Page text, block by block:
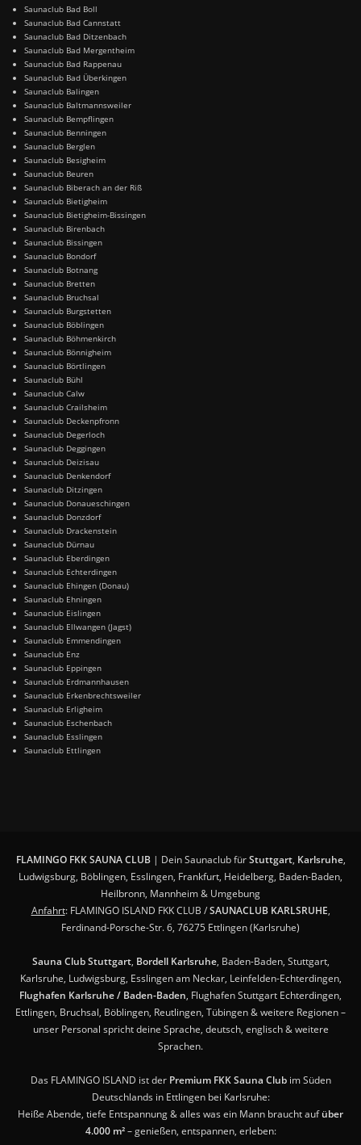
Saunaclub Bad Boll
Saunaclub Bad Cannstatt
Saunaclub Bad Ditzenbach
Saunaclub Bad Mergentheim
Saunaclub Bad Rappenau
Saunaclub Bad Überkingen
Saunaclub Balingen
Saunaclub Baltmannsweiler
Saunaclub Bempflingen
Saunaclub Benningen
Saunaclub Berglen
Saunaclub Besigheim
Saunaclub Beuren
Saunaclub Biberach an der Riß
Saunaclub Bietigheim
Saunaclub Bietigheim-Bissingen
Saunaclub Birenbach
Saunaclub Bissingen
Saunaclub Bondorf
Saunaclub Botnang
Saunaclub Bretten
Saunaclub Bruchsal
Saunaclub Burgstetten
Saunaclub Böblingen
Saunaclub Böhmenkirch
Saunaclub Bönnigheim
Saunaclub Börtlingen
Saunaclub Bühl
Saunaclub Calw
Saunaclub Crailsheim
Saunaclub Deckenpfronn
Saunaclub Degerloch
Saunaclub Deggingen
Saunaclub Deizisau
Saunaclub Denkendorf
Saunaclub Ditzingen
Saunaclub Donaueschingen
Saunaclub Donzdorf
Saunaclub Drackenstein
Saunaclub Dürnau
Saunaclub Eberdingen
Saunaclub Echterdingen
Saunaclub Ehingen (Donau)
Saunaclub Ehningen
Saunaclub Eislingen
Saunaclub Ellwangen (Jagst)
Saunaclub Emmendingen
Saunaclub Enz
Saunaclub Eppingen
Saunaclub Erdmannhausen
Saunaclub Erkenbrechtsweiler
Saunaclub Erligheim
Saunaclub Eschenbach
Saunaclub Esslingen
Saunaclub Ettlingen
FLAMINGO FKK SAUNA CLUB| Dein Saunaclub fürStuttgart, Karlsruhe,
Ludwigsburg, Böblingen, Esslingen, Frankfurt, Heidelberg, Baden-Baden,
Heilbronn, Mannheim & Umgebung
Anfahrt: FLAMINGO ISLAND FKK CLUB /SAUNACLUB KARLSRUHE,
Ferdinand-Porsche-Str. 6, 76275 Ettlingen (Karlsruhe)
Sauna Club Stuttgart, Bordell Karlsruhe, Baden-Baden, Stuttgart,
Karlsruhe, Ludwigsburg, Esslingen am Neckar, Leinfelden-Echterdingen,
Flughafen Karlsruhe / Baden-Baden, Flughafen Stuttgart Echterdingen,
Ettlingen, Bruchsal, Böblingen, Reutlingen, Tübingen & weitere Regionen –
unser Personal spricht deine Sprache, deutsch, englisch & weitere
Sprachen.
Das FLAMINGO ISLAND ist der Premium FKK Sauna Clubim Süden
Deutschlands in Ettlingen bei Karlsruhe:
Heiße Abende, tiefe Entspannung & alles was ein Mann braucht aufüber
4.000 m²– genießen, entspannen, erleben: